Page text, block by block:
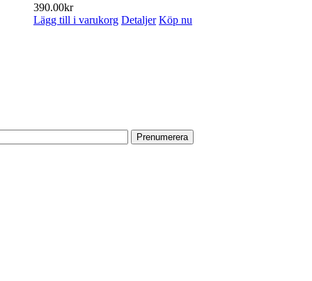
varianter.
De
390.00kr
Lägg till i varukorg Detaljer Köp nu